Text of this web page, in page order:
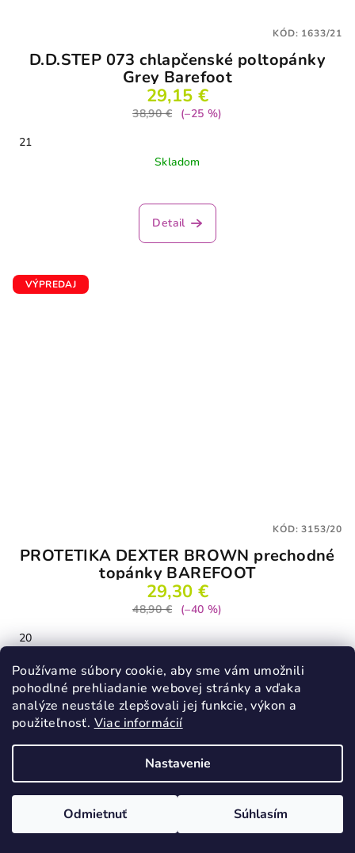
Používame súbory cookie, aby sme vám umožnili
pohodlné prehliadanie webovej stránky a vďaka
analýze neustále zlepšovali jej funkcie, výkon a
použiteľnosť. Viac informácií
Nastavenie
Odmietnuť Súhlasím
D.D.STEP 073 chlapčenské poltopánky
Grey Barefoot
29,15 €
38,90 €
(–25 %)
21
Skladom
Detail
KÓD: 1633/21
VÝPREDAJ
PROTETIKA DEXTER BROWN prechodné
topánky BAREFOOT
29,30 €
48,90 €
(–40 %)
20
Detail
KÓD:3153/20
VÝPREDAJ